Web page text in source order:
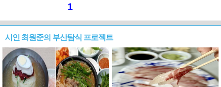
1
시인 최원준의 부산탐식 프로젝트